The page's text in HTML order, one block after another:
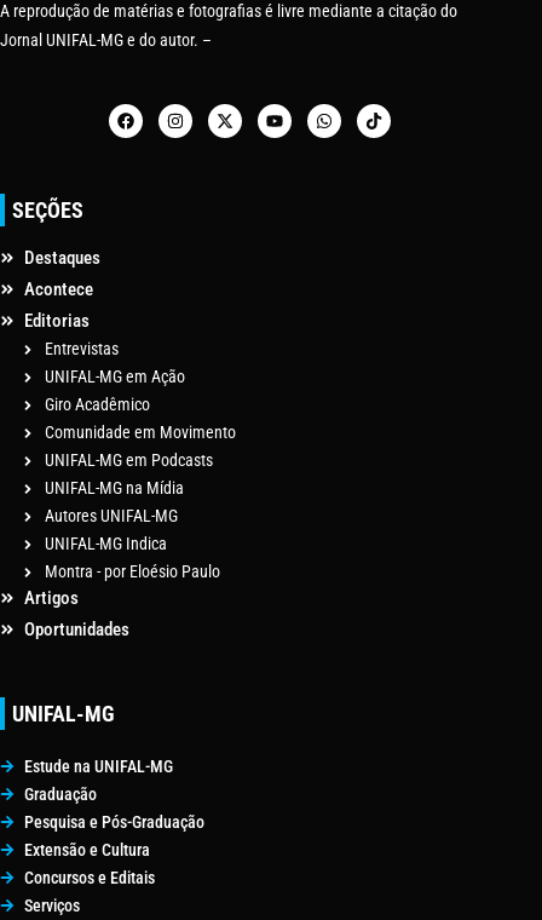
A reprodução de matérias e fotografias é livre mediante a citação do
Jornal UNIFAL-MG e do autor. –
SEÇÕES
Destaques
Acontece
Editorias
Entrevistas
UNIFAL-MG em Ação
Giro Acadêmico
Comunidade em Movimento
UNIFAL-MG em Podcasts
UNIFAL-MG na Mídia
Autores UNIFAL-MG
UNIFAL-MG Indica
Montra - por Eloésio Paulo
Artigos
Oportunidades
UNIFAL-MG
Estude na UNIFAL-MG
Graduação
Pesquisa e Pós-Graduação
Extensão e Cultura
Concursos e Editais
Serviços